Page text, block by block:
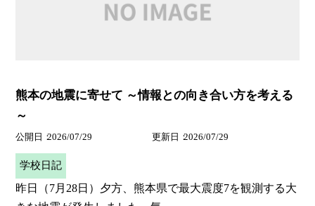
熊本の地震に寄せて ～情報との向き合い方を考える
～
公開日 2026/07/29 更新日 2026/07/29
学校日記
昨日（7月28日）夕方、熊本県で最大震度7を観測する大